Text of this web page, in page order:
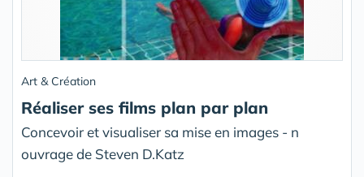
Art & Création
Réaliser ses films plan par plan
Concevoir et visualiser sa mise en images - n
ouvrage de Steven D.Katz